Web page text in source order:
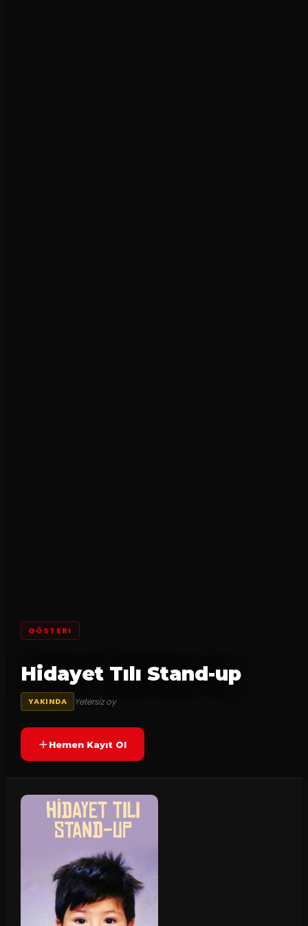
GÖSTERI
Hidayet Tılı Stand-up
YAKINDA Yetersiz oy
Hemen Kayıt Ol